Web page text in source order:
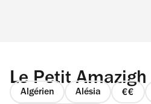
Le Petit Amazigh
Algérien Alésia
prix